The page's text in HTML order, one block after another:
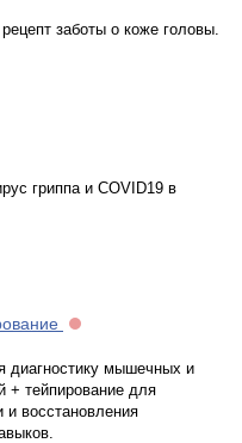
заботы о коже головы.
гриппа и COVID19 в
диагностику мышечных и
+ тейпирование для
и восстановления